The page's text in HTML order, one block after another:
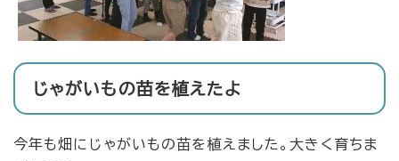
じゃがいもの苗を植えたよ
今年も畑にじゃがいもの苗を植えました。大きく育ちま